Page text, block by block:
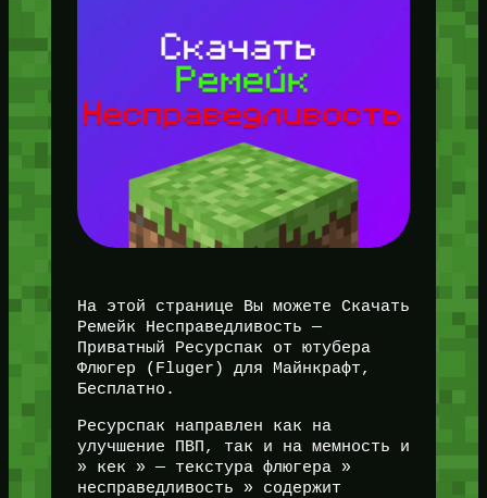
На этой странице Вы можете Скачать
Ремейк Несправедливость —
Приватный Ресурспак от ютубера
Флюгер (Fluger) для Майнкрафт,
Бесплатно.
Ресурспак направлен как на
улучшение ПВП, так и на мемность и
» кек » — текстура флюгера »
несправедливость » содержит